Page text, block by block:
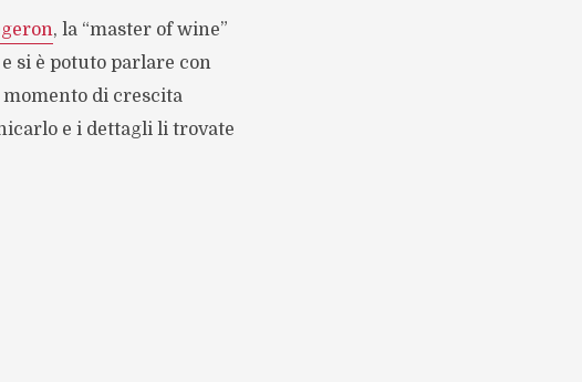
, la “master of wine”
si è potuto parlare con
di crescita
e i dettagli li trovate